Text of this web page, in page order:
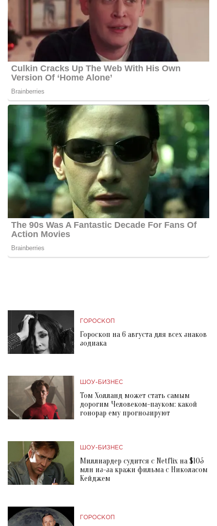
ГОРОСКОП
Гороскоп на 6 августа для всех знаков
зодиака
ШОУ-БИЗНЕС
Том Холланд может стать самым
дорогим Человеком-пауком: какой
гонорар ему прогнозируют
ШОУ-БИЗНЕС
Миллиардер судится с Netflix на $105
млн из-за кражи фильма с Николасом
Кейджем
ГОРОСКОП